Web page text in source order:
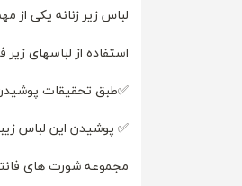
لباس زیر زنانه یکی از
استفاده از لباسهای
✅طبق تحقیقات
✅ پوشیدن این لباس
مجموعه شورت های